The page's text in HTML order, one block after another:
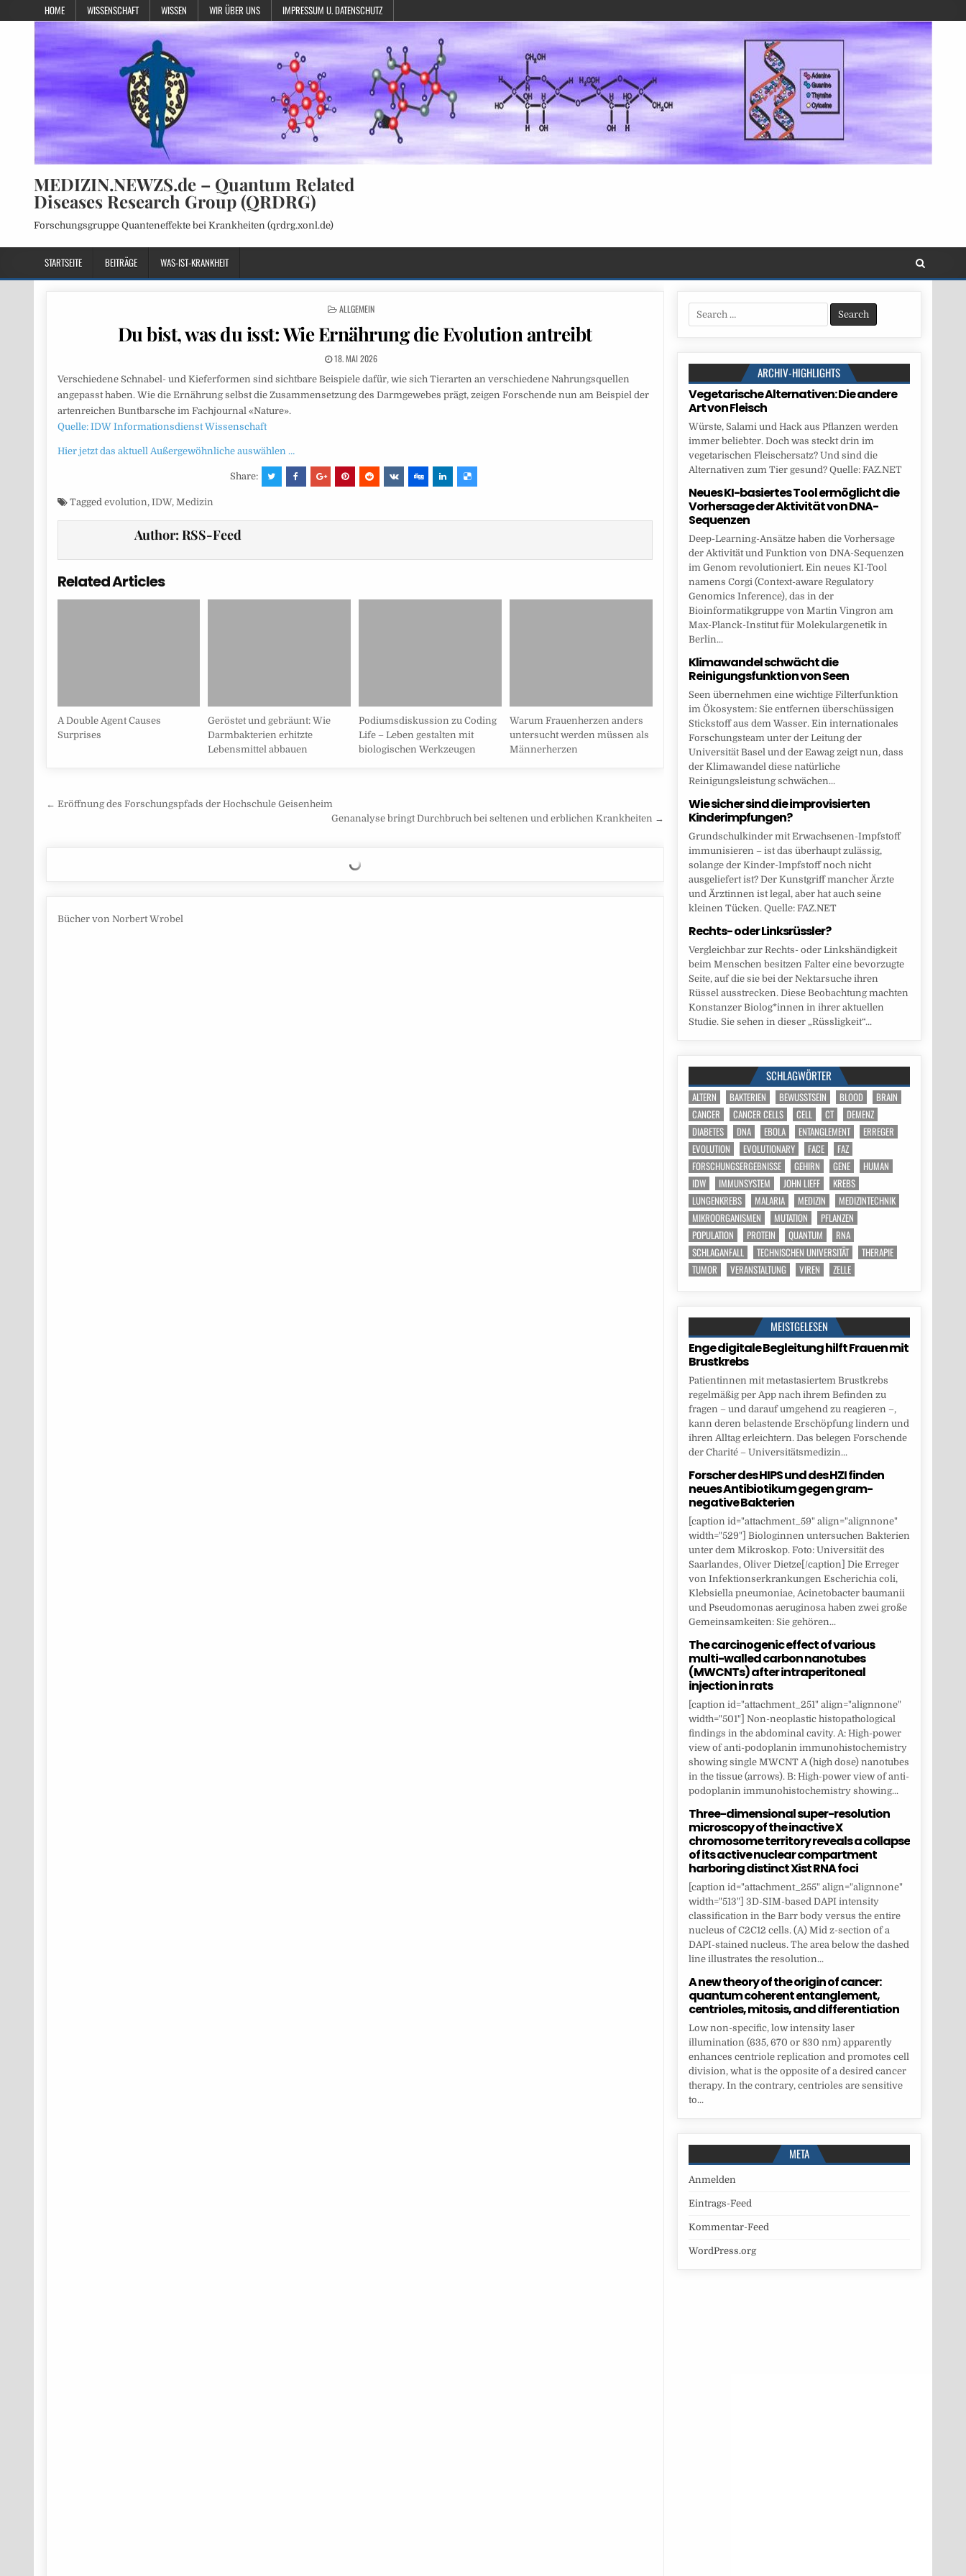
HOME WISSENSCHAFT WISSEN WIR ÜBER UNS IMPRESSUM U. DATENSCHUTZ
MEDIZIN.NEWZS.de – Quantum Related
Diseases Research Group (QRDRG)
Forschungsgruppe Quanteneffekte bei Krankheiten (qrdrg.xonl.de)
STARTSEITE BEITRÄGE WAS-IST-KRANKHEIT
POSTED
ALLGEMEIN
Du bist, was du isst: Wie Ernährung die Evolution antreibt
18. MAI 2026
Verschiedene Schnabel- und Kieferformen sind sichtbare Beispiele dafür, wie sich Tierarten an verschiedene Nahrungsquellen
angepasst haben. Wie die Ernährung selbst die Zusammensetzung des Darmgewebes prägt, zeigen Forschende nun am Beispiel der
artenreichen Buntbarsche im Fachjournal «Nature».
Quelle: IDW Informationsdienst Wissenschaft
Hier jetzt das aktuell Außergewöhnliche auswählen …
Share:
Tagged evolution, IDW, Medizin
Author:RSS-Feed
Related Articles
A Double Agent Causes
Surprises
Geröstet und gebräunt: Wie
Darmbakterien erhitzte
Lebensmittel abbauen
Podiumsdiskussion zu Coding
Life – Leben gestalten mit
biologischen Werkzeugen
Warum Frauenherzen anders
untersucht werden müssen als
Männerherzen
Beitragsnavigation
← Eröffnung des Forschungspfads der Hochschule Geisenheim
Genanalyse bringt Durchbruch bei seltenen und erblichen Krankheiten →
Bücher von Norbert Wrobel
Search
for:
ARCHIV-HIGHLIGHTS
Vegetarische Alternativen: Die andere
Art von Fleisch
Würste, Salami und Hack aus Pflanzen werden
immer beliebter. Doch was steckt drin im
vegetarischen Fleischersatz? Und sind die
Alternativen zum Tier gesund? Quelle: FAZ.NET
Neues KI-basiertes Tool ermöglicht die
Vorhersage der Aktivität von DNA-
Sequenzen
Deep-Learning-Ansätze haben die Vorhersage
der Aktivität und Funktion von DNA-Sequenzen
im Genom revolutioniert. Ein neues KI-Tool
namens Corgi (Context-aware Regulatory
Genomics Inference), das in der
Bioinformatikgruppe von Martin Vingron am
Max-Planck-Institut für Molekulargenetik in
Berlin...
Klimawandel schwächt die
Reinigungsfunktion von Seen
Seen übernehmen eine wichtige Filterfunktion
im Ökosystem: Sie entfernen überschüssigen
Stickstoff aus dem Wasser. Ein internationales
Forschungsteam unter der Leitung der
Universität Basel und der Eawag zeigt nun, dass
der Klimawandel diese natürliche
Reinigungsleistung schwächen...
Wie sicher sind die improvisierten
Kinderimpfungen?
Grundschulkinder mit Erwachsenen-Impfstoff
immunisieren – ist das überhaupt zulässig,
solange der Kinder-Impfstoff noch nicht
ausgeliefert ist? Der Kunstgriff mancher Ärzte
und Ärztinnen ist legal, aber hat auch seine
kleinen Tücken. Quelle: FAZ.NET
Rechts- oder Linksrüssler?
Vergleichbar zur Rechts- oder Linkshändigkeit
beim Menschen besitzen Falter eine bevorzugte
Seite, auf die sie bei der Nektarsuche ihren
Rüssel ausstrecken. Diese Beobachtung machten
Konstanzer Biolog*innen in ihrer aktuellen
Studie. Sie sehen in dieser „Rüssligkeit“...
SCHLAGWÖRTER
ALTERN BAKTERIEN BEWUSSTSEIN BLOOD
BRAIN
CANCER
CANCER CELLS CELL CT
DEMENZ
DIABETES
DNA EBOLA ENTANGLEMENT
ERREGER
EVOLUTION
EVOLUTIONARY FACE
FAZ
FORSCHUNGSERGEBNISSE
GEHIRN GENE
HUMAN
IDW
IMMUNSYSTEM JOHN LIEFF
KREBS
LUNGENKREBS
MALARIA MEDIZIN
MEDIZINTECHNIK
MIKROORGANISMEN
MUTATION
PFLANZEN
POPULATION
PROTEIN QUANTUM
RNA
SCHLAGANFALL
TECHNISCHEN UNIVERSITÄT
THERAPIE
TUMOR
VERANSTALTUNG VIREN ZELLE
MEISTGELESEN
Enge digitale Begleitung hilft Frauen mit
Brustkrebs
Patientinnen mit metastasiertem Brustkrebs
regelmäßig per App nach ihrem Befinden zu
fragen – und darauf umgehend zu reagieren –,
kann deren belastende Erschöpfung lindern und
ihren Alltag erleichtern. Das belegen Forschende
der Charité – Universitätsmedizin...
Forscher des HIPS und des HZI finden
neues Antibiotikum gegen gram-
negative Bakterien
[caption id="attachment_59" align="alignnone"
width="529"] Biologinnen untersuchen Bakterien
unter dem Mikroskop. Foto: Universität des
Saarlandes, Oliver Dietze[/caption] Die Erreger
von Infektionserkrankungen Escherichia coli,
Klebsiella pneumoniae, Acinetobacter baumanii
und Pseudomonas aeruginosa haben zwei große
Gemeinsamkeiten: Sie gehören...
The carcinogenic effect of various
multi-walled carbon nanotubes
(MWCNTs) after intraperitoneal
injection in rats
[caption id="attachment_251" align="alignnone"
width="501"] Non-neoplastic histopathological
findings in the abdominal cavity. A: High-power
view of anti-podoplanin immunohistochemistry
showing single MWCNT A (high dose) nanotubes
in the tissue (arrows). B: High-power view of anti-
podoplanin immunohistochemistry showing...
Three-dimensional super-resolution
microscopy of the inactive X
chromosome territory reveals a collapse
of its active nuclear compartment
harboring distinct Xist RNA foci
[caption id="attachment_255" align="alignnone"
width="513"] 3D-SIM-based DAPI intensity
classification in the Barr body versus the entire
nucleus of C2C12 cells. (A) Mid z-section of a
DAPI-stained nucleus. The area below the dashed
line illustrates the resolution...
A new theory of the origin of cancer:
quantum coherent entanglement,
centrioles, mitosis, and differentiation
Low non-specific, low intensity laser
illumination (635, 670 or 830 nm) apparently
enhances centriole replication and promotes cell
division, what is the opposite of a desired cancer
therapy. In the contrary, centrioles are sensitive
to...
META
Anmelden
Eintrags-Feed
Kommentar-Feed
WordPress.org